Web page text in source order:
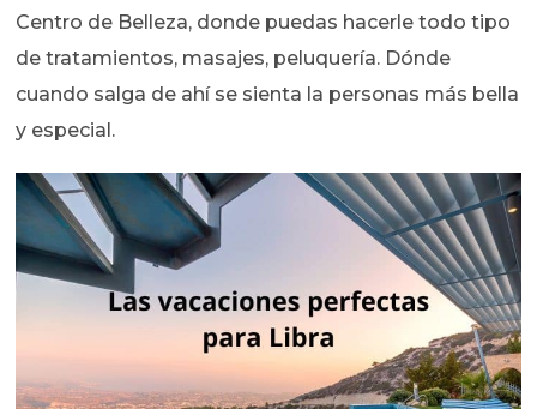
Centro de Belleza, donde puedas hacerle todo tipo
de tratamientos, masajes, peluquería. Dónde
cuando salga de ahí se sienta la personas más bella
y especial.